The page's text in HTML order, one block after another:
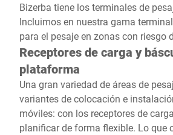
Bizerba tiene los terminales de
Incluimos en nuestra gama
para el pesaje en zonas con riesgo
Receptores de carga y
plataforma
Una gran variedad de áreas de
variantes de colocación e
móviles: con los receptores de
planificar de forma flexible. Lo que